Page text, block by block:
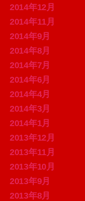
2014年12月
2014年11月
2014年9月
2014年8月
2014年7月
2014年6月
2014年4月
2014年3月
2014年1月
2013年12月
2013年11月
2013年10月
2013年9月
2013年8月